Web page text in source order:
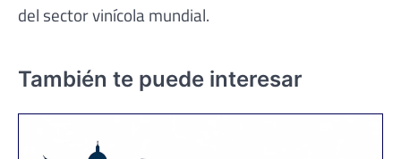
del sector vinícola mundial.
También te puede interesar